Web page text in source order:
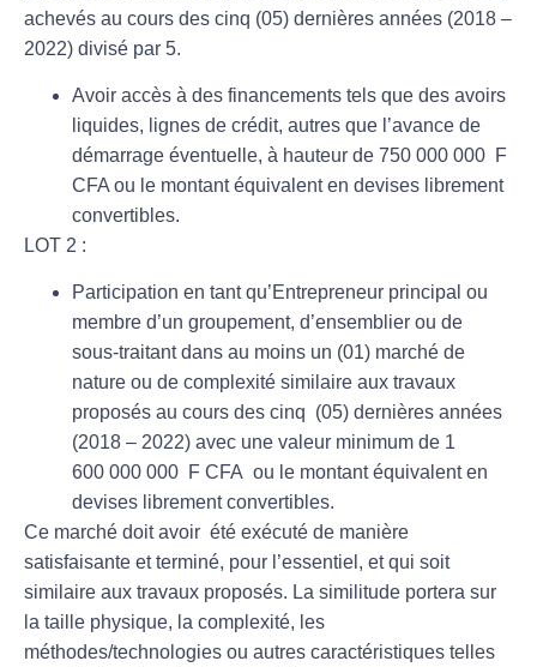
achevés au cours des cinq (05) dernières années (2018 –
2022) divisé par 5.
Avoir accès à des financements tels que des avoirs
liquides, lignes de crédit, autres que l’avance de
démarrage éventuelle, à hauteur de 750 000 000 F
CFA ou le montant équivalent en devises librement
convertibles.
LOT 2 :
Participation en tant qu’Entrepreneur principal ou
membre d’un groupement, d’ensemblier ou de
sous-traitant dans au moins un (01) marché de
nature ou de complexité similaire aux travaux
proposés au cours des cinq (05) dernières années
(2018 – 2022) avec une valeur minimum de 1
600 000 000 F CFA ou le montant équivalent en
devises librement convertibles.
Ce marché doit avoir été exécuté de manière
satisfaisante et terminé, pour l’essentiel, et qui soit
similaire aux travaux proposés. La similitude portera sur
la taille physique, la complexité, les
méthodes/technologies ou autres caractéristiques telles